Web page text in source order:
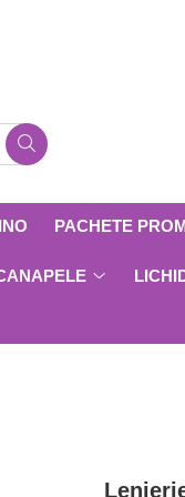
PACHETE